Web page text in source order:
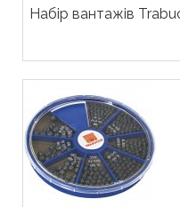
Набір вантажів